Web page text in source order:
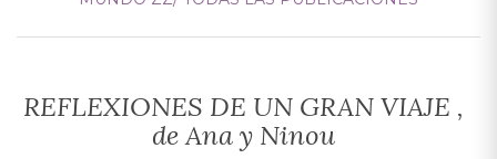
REFLEXIONES DE UN GRAN VIAJE ,
de Ana y Ninou